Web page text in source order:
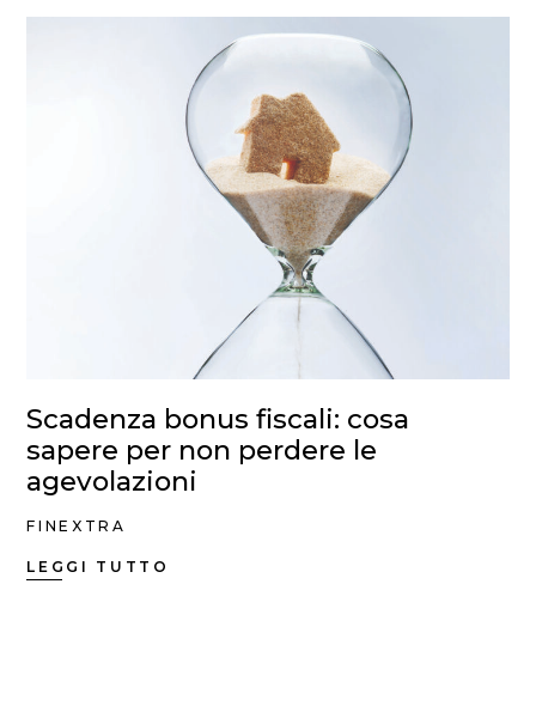
Scadenza bonus fiscali: cosa
sapere per non perdere le
agevolazioni
FINEXTRA
LEGGI TUTTO